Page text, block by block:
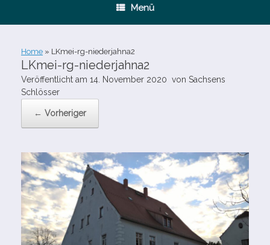
Menü
Home » LKmei-​rg-​niederjahna2
LKmei-​rg-​niederjahna2
Veröffentlicht am 14. November 2020 von Sachsens
Schlösser
← Vorheriger